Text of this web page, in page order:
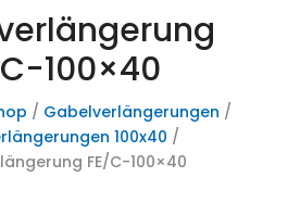
100×40
/ Gabelverlängerungen /
100x40 /
FE/C-100×40